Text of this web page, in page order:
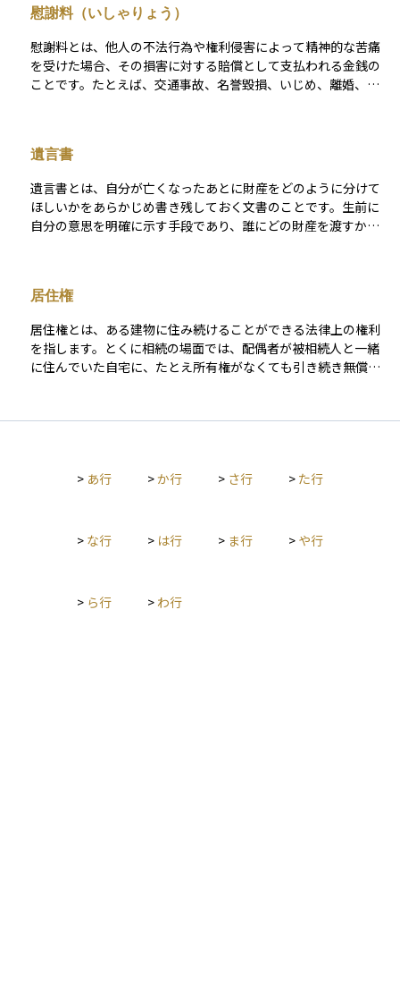
の法的保護が否定されることもあり得るため、形式にとらわれ
全には、専門家の助言を受けながらの対応が望まれます。
ば、亡くなった人に貢献してきた人がその恩恵を受けることが
可能になります。ただし、特別縁故者として認められるには、
裁判所への申し立てや証明が必要であり、認められるかどうか
は状況によって異なります。資産運用や終活の観点からは、遺
言書を残しておくことで確実に希望する人に財産を渡すことが
慰謝料（いしゃりょう）
慰謝料とは、他人の不法行為や権利侵害によって精神的な苦痛
を受けた場合、その損害に対する賠償として支払われる金銭の
ことです。たとえば、交通事故、名誉毀損、いじめ、離婚、浮
性、社会的影響などを考慮して裁判所が判断することが多く、
明確な相場があるわけではありません。物理的な損害に対する
「損害賠償金」とは異なり、精神的側面に焦点を当てた救済手
段であり、法的な権利保護の一環として重要な役割を果たしま
す。
遺言書
遺言書とは、自分が亡くなったあとに財産をどのように分けて
ほしいかをあらかじめ書き残しておく文書のことです。生前に
自分の意思を明確に示す手段であり、誰にどの財産を渡すか、
法的に有効な遺言書にするためには、決められた形式に沿って
作成する必要があります。代表的な形式には自筆証書遺言や公
正証書遺言があります。資産運用においても、相続の計画を立
てるうえで非常に重要な役割を果たします。
居住権
居住権とは、ある建物に住み続けることができる法律上の権利
を指します。とくに相続の場面では、配偶者が被相続人と一緒
に住んでいた自宅に、たとえ所有権がなくても引き続き無償で
配を可能にするために、2020年の民法改正で新たに導入された
めることなく居住が確保される仕組みです。この権利は登記す
> あ行 >か行 > さ行 > た行
> な行 > は行 > ま行 > や行
> ら行 > わ行